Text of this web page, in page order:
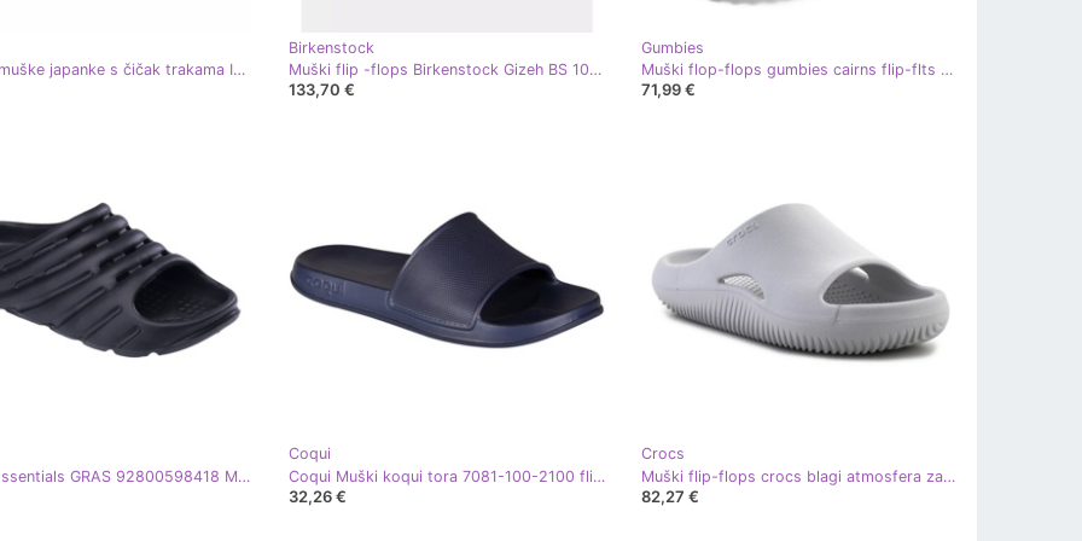
Udobne muške japanke s čičak trakama Inblu GV00002I tamno smeđa
Birkenstock
Muški flip -flops Birkenstock Gizeh BS 1020380 crna
133,70 €
Gumbies
Muški flop-flops gumbies cairns flip-flts unisex gu-ffcai023 crna
71,99 €
Martes Essentials GRAS 92800598418 Muški flip flops crna
Coqui
Coqui Muški koqui tora 7081-100-2100 flip-flops plava
32,26 €
Crocs
Muški flip-flops crocs blagi atmosfera za oporavak u 208392-1ft siva
82,27 €